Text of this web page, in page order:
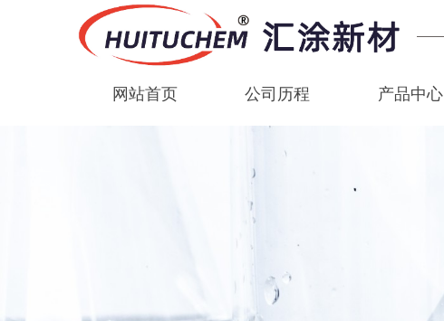
网站首页 公司历程 产品中心